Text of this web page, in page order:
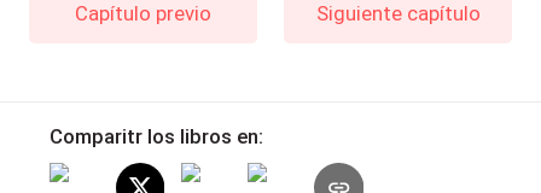
Capítulo previo Siguiente capítulo
Comparitr los libros en: